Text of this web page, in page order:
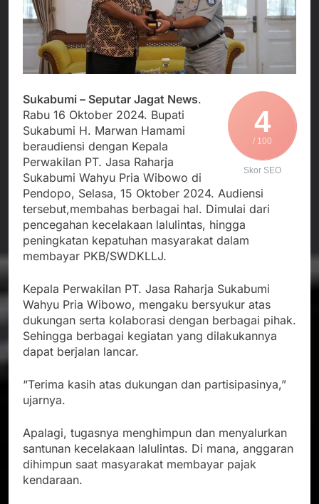
Edaran Disdik Jabar
Nasional TKBM: “Belum
Ada Keputusan Resmi”
Agustus 3, 2026
Menjalin Harmoni di
Tanah Sukaresmi: Kala
Mina Padi, P2L, dan
Gotong Royong
Menggerakkan Ekonomi
Agustus 3, 2026
Korban Tenggelam di
Ditemukan, Polisi
Pastikan Penanganan
Berjalan Sesuai
Prosedur
Agustus 3, 2026
Kapolresta Sumenep
Sambut Kedatangan
Korban Evakuasi KM
Mutiara Sentosa 2 di
Pelabuhan Kalianget
Agustus 3, 2026
4
/ 100
Skor SEO
Sukabumi – Seputar Jagat News.
Rabu 16 Oktober 2024. Bupati
Sukabumi H. Marwan Hamami
beraudiensi dengan Kepala
Perwakilan PT. Jasa Raharja
Sukabumi Wahyu Pria Wibowo di
Pendopo, Selasa, 15 Oktober 2024. Audiensi
tersebut,membahas berbagai hal. Dimulai dari
pencegahan kecelakaan lalulintas, hingga
peningkatan kepatuhan masyarakat dalam
membayar PKB/SWDKLLJ.
Kepala Perwakilan PT. Jasa Raharja Sukabumi
Wahyu Pria Wibowo, mengaku bersyukur atas
dukungan serta kolaborasi dengan berbagai pihak.
Sehingga berbagai kegiatan yang dilakukannya
dapat berjalan lancar.
“Terima kasih atas dukungan dan partisipasinya,”
ujarnya.
Apalagi, tugasnya menghimpun dan menyalurkan
santunan kecelakaan lalulintas. Di mana, anggaran
dihimpun saat masyarakat membayar pajak
kendaraan.